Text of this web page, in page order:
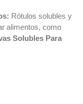
Rótulos solubles y
alimentos, como
Solubles Para